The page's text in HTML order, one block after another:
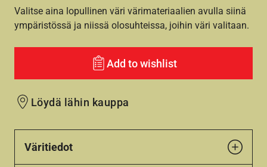
Valitse aina lopullinen väri värimateriaalien avulla siinä
ympäristössä ja niissä olosuhteissa, joihin väri valitaan.
Add to wishlist
Löydä lähin kauppa
Väritiedot